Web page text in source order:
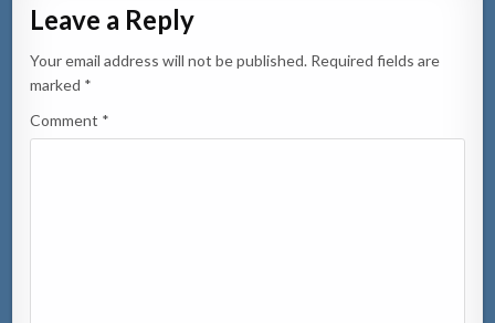
Leave a Reply
Your email address will not be published. Required fields are
marked *
Comment *